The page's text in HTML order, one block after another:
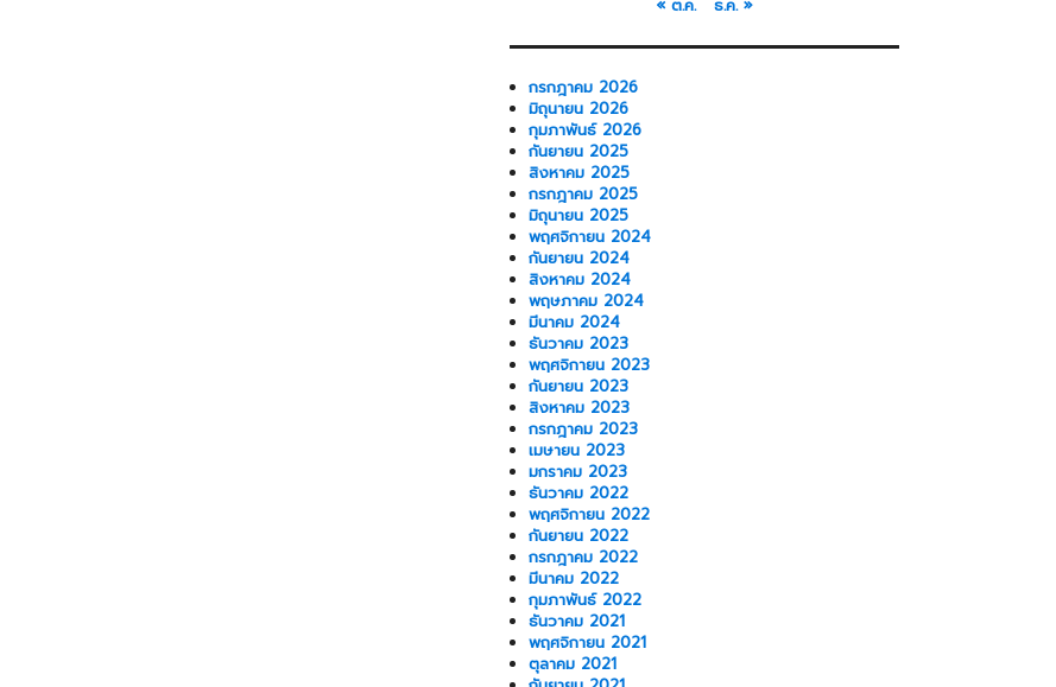
« ต.ค. ธ.ค. »
กรกฎาคม 2026
มิถุนายน 2026
กุมภาพันธ์ 2026
กันยายน 2025
สิงหาคม 2025
กรกฎาคม 2025
มิถุนายน 2025
พฤศจิกายน 2024
กันยายน 2024
สิงหาคม 2024
พฤษภาคม 2024
มีนาคม 2024
ธันวาคม 2023
พฤศจิกายน 2023
กันยายน 2023
สิงหาคม 2023
กรกฎาคม 2023
เมษายน 2023
มกราคม 2023
ธันวาคม 2022
พฤศจิกายน 2022
กันยายน 2022
กรกฎาคม 2022
มีนาคม 2022
กุมภาพันธ์ 2022
ธันวาคม 2021
พฤศจิกายน 2021
ตุลาคม 2021